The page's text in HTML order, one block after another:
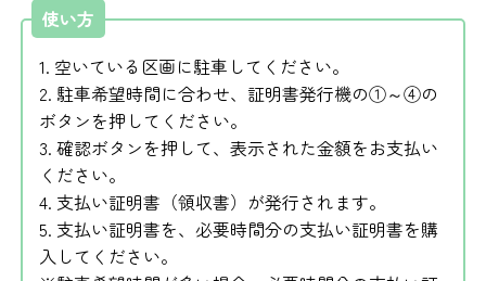
使い方
1. 空いている区画に駐車してください。
2. 駐車希望時間に合わせ、証明書発行機の①～④の
ボタンを押してください。
3. 確認ボタンを押して、表示された金額をお支払い
ください。
4. 支払い証明書（領収書）が発行されます。
5. 支払い証明書を、必要時間分の支払い証明書を購
入してください。